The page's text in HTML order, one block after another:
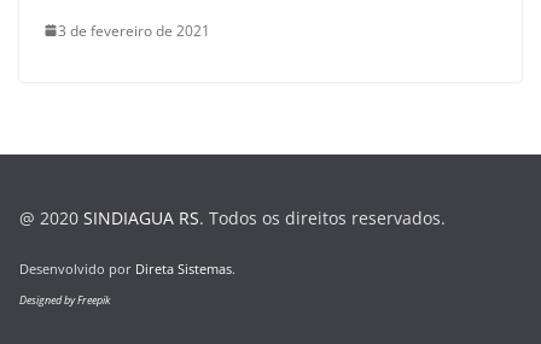
3 de fevereiro de 2021
@ 2020 SINDIAGUA RS. Todos os direitos reservados.
Desenvolvido por Direta Sistemas.
Designed by Freepik